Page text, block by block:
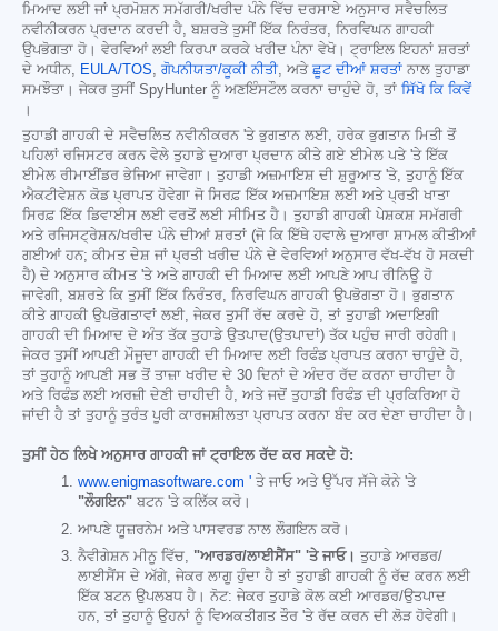
ਮਿਆਦ ਲਈ ਜਾਂ ਪ੍ਰਮੋਸ਼ਨ ਸਮੱਗਰੀ/ਖਰੀਦ ਪੰਨੇ ਵਿੱਚ ਦਰਸਾਏ ਅਨੁਸਾਰ ਸਵੈਚਲਿਤ
ਨਵੀਨੀਕਰਨ ਪ੍ਰਦਾਨ ਕਰਦੀ ਹੈ, ਬਸ਼ਰਤੇ ਤੁਸੀਂ ਇੱਕ ਨਿਰੰਤਰ, ਨਿਰਵਿਘਨ ਗਾਹਕੀ
ਉਪਭੋਗਤਾ ਹੋ। ਵੇਰਵਿਆਂ ਲਈ ਕਿਰਪਾ ਕਰਕੇ ਖਰੀਦ ਪੰਨਾ ਵੇਖੋ। ਟ੍ਰਾਇਲ ਇਹਨਾਂ ਸ਼ਰਤਾਂ
ਦੇ ਅਧੀਨ, EULA/TOS, ਗੋਪਨੀਯਤਾ/ਕੂਕੀ ਨੀਤੀ, ਅਤੇ ਛੂਟ ਦੀਆਂ ਸ਼ਰਤਾਂ ਨਾਲ ਤੁਹਾਡਾ
ਸਮਝੌਤਾ। ਜੇਕਰ ਤੁਸੀਂ SpyHunter ਨੂੰ ਅਣਇੰਸਟੌਲ ਕਰਨਾ ਚਾਹੁੰਦੇ ਹੋ, ਤਾਂ ਸਿੱਖੋ ਕਿ ਕਿਵੇਂ
।
ਤੁਹਾਡੀ ਗਾਹਕੀ ਦੇ ਸਵੈਚਲਿਤ ਨਵੀਨੀਕਰਨ 'ਤੇ ਭੁਗਤਾਨ ਲਈ, ਹਰੇਕ ਭੁਗਤਾਨ ਮਿਤੀ ਤੋਂ
ਪਹਿਲਾਂ ਰਜਿਸਟਰ ਕਰਨ ਵੇਲੇ ਤੁਹਾਡੇ ਦੁਆਰਾ ਪ੍ਰਦਾਨ ਕੀਤੇ ਗਏ ਈਮੇਲ ਪਤੇ 'ਤੇ ਇੱਕ
ਈਮੇਲ ਰੀਮਾਈਂਡਰ ਭੇਜਿਆ ਜਾਵੇਗਾ। ਤੁਹਾਡੀ ਅਜ਼ਮਾਇਸ਼ ਦੀ ਸ਼ੁਰੂਆਤ 'ਤੇ, ਤੁਹਾਨੂੰ ਇੱਕ
ਐਕਟੀਵੇਸ਼ਨ ਕੋਡ ਪ੍ਰਾਪਤ ਹੋਵੇਗਾ ਜੋ ਸਿਰਫ਼ ਇੱਕ ਅਜ਼ਮਾਇਸ਼ ਲਈ ਅਤੇ ਪ੍ਰਤੀ ਖਾਤਾ
ਸਿਰਫ਼ ਇੱਕ ਡਿਵਾਈਸ ਲਈ ਵਰਤੋਂ ਲਈ ਸੀਮਿਤ ਹੈ। ਤੁਹਾਡੀ ਗਾਹਕੀ ਪੇਸ਼ਕਸ਼ ਸਮੱਗਰੀ
ਅਤੇ ਰਜਿਸਟ੍ਰੇਸ਼ਨ/ਖਰੀਦ ਪੰਨੇ ਦੀਆਂ ਸ਼ਰਤਾਂ (ਜੋ ਕਿ ਇੱਥੇ ਹਵਾਲੇ ਦੁਆਰਾ ਸ਼ਾਮਲ ਕੀਤੀਆਂ
ਗਈਆਂ ਹਨ; ਕੀਮਤ ਦੇਸ਼ ਜਾਂ ਪ੍ਰਤੀ ਖਰੀਦ ਪੰਨੇ ਦੇ ਵੇਰਵਿਆਂ ਅਨੁਸਾਰ ਵੱਖ-ਵੱਖ ਹੋ ਸਕਦੀ
ਹੈ) ਦੇ ਅਨੁਸਾਰ ਕੀਮਤ 'ਤੇ ਅਤੇ ਗਾਹਕੀ ਦੀ ਮਿਆਦ ਲਈ ਆਪਣੇ ਆਪ ਰੀਨਿਊ ਹੋ
ਜਾਵੇਗੀ, ਬਸ਼ਰਤੇ ਕਿ ਤੁਸੀਂ ਇੱਕ ਨਿਰੰਤਰ, ਨਿਰਵਿਘਨ ਗਾਹਕੀ ਉਪਭੋਗਤਾ ਹੋ। ਭੁਗਤਾਨ
ਕੀਤੇ ਗਾਹਕੀ ਉਪਭੋਗਤਾਵਾਂ ਲਈ, ਜੇਕਰ ਤੁਸੀਂ ਰੱਦ ਕਰਦੇ ਹੋ, ਤਾਂ ਤੁਹਾਡੀ ਅਦਾਇਗੀ
ਗਾਹਕੀ ਦੀ ਮਿਆਦ ਦੇ ਅੰਤ ਤੱਕ ਤੁਹਾਡੇ ਉਤਪਾਦ(ਉਤਪਾਦਾਂ) ਤੱਕ ਪਹੁੰਚ ਜਾਰੀ ਰਹੇਗੀ।
ਜੇਕਰ ਤੁਸੀਂ ਆਪਣੀ ਮੌਜੂਦਾ ਗਾਹਕੀ ਦੀ ਮਿਆਦ ਲਈ ਰਿਫੰਡ ਪ੍ਰਾਪਤ ਕਰਨਾ ਚਾਹੁੰਦੇ ਹੋ,
ਤਾਂ ਤੁਹਾਨੂੰ ਆਪਣੀ ਸਭ ਤੋਂ ਤਾਜ਼ਾ ਖਰੀਦ ਦੇ 30 ਦਿਨਾਂ ਦੇ ਅੰਦਰ ਰੱਦ ਕਰਨਾ ਚਾਹੀਦਾ ਹੈ
ਅਤੇ ਰਿਫੰਡ ਲਈ ਅਰਜ਼ੀ ਦੇਣੀ ਚਾਹੀਦੀ ਹੈ, ਅਤੇ ਜਦੋਂ ਤੁਹਾਡੀ ਰਿਫੰਡ ਦੀ ਪ੍ਰਕਿਰਿਆ ਹੋ
ਜਾਂਦੀ ਹੈ ਤਾਂ ਤੁਹਾਨੂੰ ਤੁਰੰਤ ਪੂਰੀ ਕਾਰਜਸ਼ੀਲਤਾ ਪ੍ਰਾਪਤ ਕਰਨਾ ਬੰਦ ਕਰ ਦੇਣਾ ਚਾਹੀਦਾ ਹੈ।
ਤੁਸੀਂ ਹੇਠ ਲਿਖੇ ਅਨੁਸਾਰ ਗਾਹਕੀ ਜਾਂ ਟ੍ਰਾਇਲ ਰੱਦ ਕਰ ਸਕਦੇ ਹੋ:
www.enigmasoftware.com ' ਤੇ ਜਾਓ ਅਤੇ ਉੱਪਰ ਸੱਜੇ ਕੋਨੇ 'ਤੇ
"ਲੌਗਇਨ" ਬਟਨ 'ਤੇ ਕਲਿੱਕ ਕਰੋ।
ਆਪਣੇ ਯੂਜ਼ਰਨੇਮ ਅਤੇ ਪਾਸਵਰਡ ਨਾਲ ਲੌਗਇਨ ਕਰੋ।
ਨੈਵੀਗੇਸ਼ਨ ਮੀਨੂ ਵਿੱਚ, "ਆਰਡਰ/ਲਾਈਸੈਂਸ" 'ਤੇ ਜਾਓ। ਤੁਹਾਡੇ ਆਰਡਰ/
ਲਾਈਸੈਂਸ ਦੇ ਅੱਗੇ, ਜੇਕਰ ਲਾਗੂ ਹੁੰਦਾ ਹੈ ਤਾਂ ਤੁਹਾਡੀ ਗਾਹਕੀ ਨੂੰ ਰੱਦ ਕਰਨ ਲਈ
ਇੱਕ ਬਟਨ ਉਪਲਬਧ ਹੈ। ਨੋਟ: ਜੇਕਰ ਤੁਹਾਡੇ ਕੋਲ ਕਈ ਆਰਡਰ/ਉਤਪਾਦ
ਹਨ, ਤਾਂ ਤੁਹਾਨੂੰ ਉਹਨਾਂ ਨੂੰ ਵਿਅਕਤੀਗਤ ਤੌਰ 'ਤੇ ਰੱਦ ਕਰਨ ਦੀ ਲੋੜ ਹੋਵੇਗੀ।